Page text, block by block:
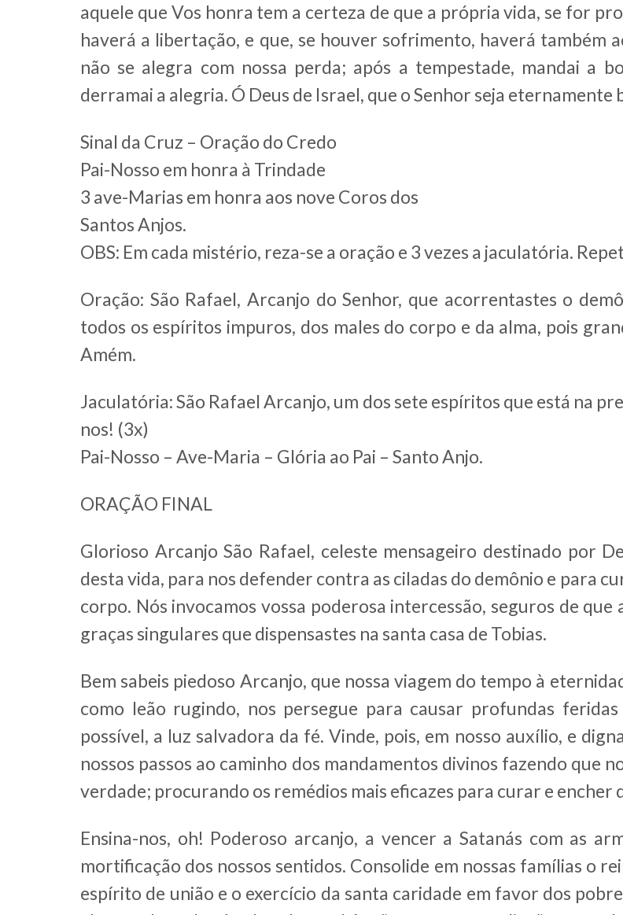
aquele que Vos honra tem a certeza de que a própria vida, se for
haverá a libertação, e que, se houver sofrimento, haverá também
não se alegra com nossa perda; após a tempestade, mandai a
derramai a alegria. Ó Deus de Israel, que o Senhor seja
Sinal da Cruz – Oração do Credo
Pai-Nosso em honra à Trindade
3 ave-Marias em honra aos nove Coros dos
Santos Anjos.
OBS: Em cada mistério, reza-se a oração e 3 vezes a jaculatória.
Oração: São Rafael, Arcanjo do Senhor, que acorrentastes o
todos os espíritos impuros, dos males do corpo e da alma, pois
Amém.
Jaculatória: São Rafael Arcanjo, um dos sete espíritos que está na
nos! (3x)
Pai-Nosso – Ave-Maria – Glória ao Pai – Santo Anjo.
ORAÇÃO FINAL
Glorioso Arcanjo São Rafael, celeste mensageiro destinado por
desta vida, para nos defender contra as ciladas do demônio e para
corpo. Nós invocamos vossa poderosa intercessão, seguros de
graças singulares que dispensastes na santa casa de Tobias.
Bem sabeis piedoso Arcanjo, que nossa viagem do tempo à
como leão rugindo, nos persegue para causar profundas
possível, a luz salvadora da fé. Vinde, pois, em nosso auxílio, e
nossos passos ao caminho dos mandamentos divinos fazendo que
verdade; procurando os remédios mais eficazes para curar e
Ensina-nos, oh! Poderoso arcanjo, a vencer a Satanás com as
mortificação dos nossos sentidos. Consolide em nossas famílias o
espírito de união e o exercício da santa caridade em favor dos